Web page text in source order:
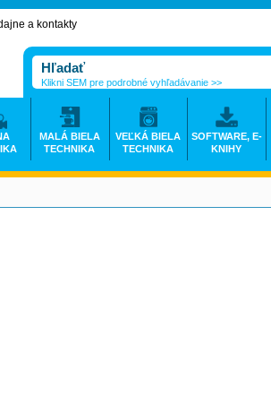
a kontakty
Klikni SEM pre podrobné vyhľadávanie >>
MALÁ BIELA
TECHNIKA
VEĽKÁ BIELA
TECHNIKA
SOFTWARE, E-
KNIHY